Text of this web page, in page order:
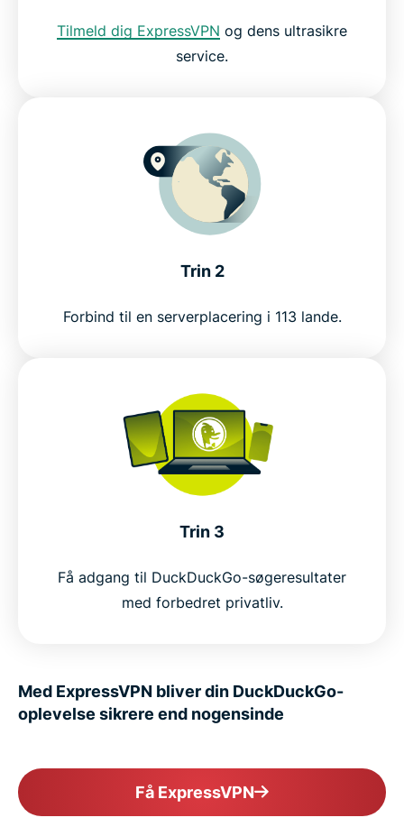
Prøv den bedste VPN med DuckDuckGo uden
Tilmeld dig ExpressVPN og dens ultrasikre
service.
Trin 2
Forbind til en serverplacering i 113 lande.
Trin 3
Få adgang til DuckDuckGo-søgeresultater
med forbedret privatliv.
Med ExpressVPN bliver din DuckDuckGo-
oplevelse sikrere end nogensinde
Få ExpressVPN